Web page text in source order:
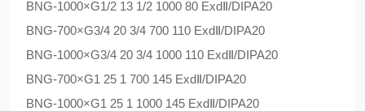
BNG-1000×G1/2 13 1/2 1000 80 ExdⅡ/DIPA20
BNG-700×G3/4 20 3/4 700 110 ExdⅡ/DIPA20
BNG-1000×G3/4 20 3/4 1000 110 ExdⅡ/DIPA20
BNG-700×G1 25 1 700 145 ExdⅡ/DIPA20
BNG-1000×G1 25 1 1000 145 ExdⅡ/DIPA20